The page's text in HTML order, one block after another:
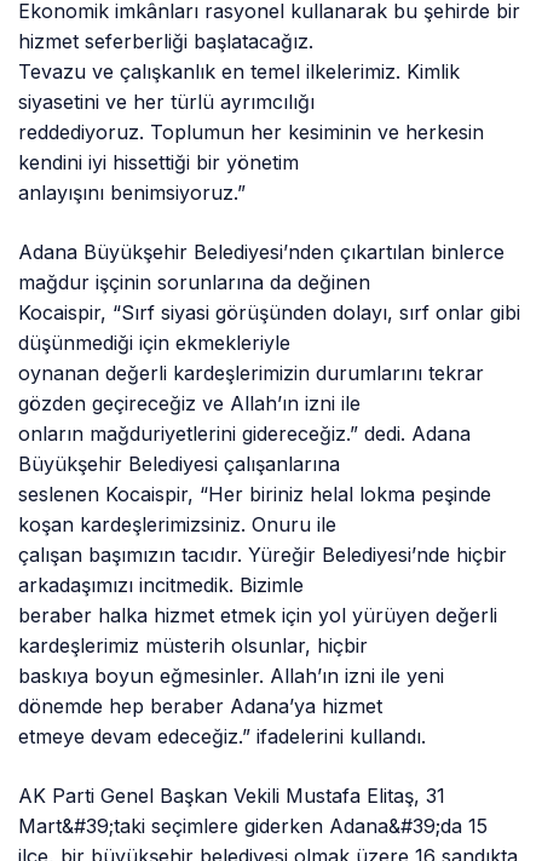
Ekonomik imkânları rasyonel kullanarak bu şehirde bir
hizmet seferberliği başlatacağız.
Tevazu ve çalışkanlık en temel ilkelerimiz. Kimlik
siyasetini ve her türlü ayrımcılığı
reddediyoruz. Toplumun her kesiminin ve herkesin
kendini iyi hissettiği bir yönetim
anlayışını benimsiyoruz.”
Adana Büyükşehir Belediyesi’nden çıkartılan binlerce
mağdur işçinin sorunlarına da değinen
Kocaispir, “Sırf siyasi görüşünden dolayı, sırf onlar gibi
düşünmediği için ekmekleriyle
oynanan değerli kardeşlerimizin durumlarını tekrar
gözden geçireceğiz ve Allah’ın izni ile
onların mağduriyetlerini gidereceğiz.” dedi. Adana
Büyükşehir Belediyesi çalışanlarına
seslenen Kocaispir, “Her biriniz helal lokma peşinde
koşan kardeşlerimizsiniz. Onuru ile
çalışan başımızın tacıdır. Yüreğir Belediyesi’nde hiçbir
arkadaşımızı incitmedik. Bizimle
beraber halka hizmet etmek için yol yürüyen değerli
kardeşlerimiz müsterih olsunlar, hiçbir
baskıya boyun eğmesinler. Allah’ın izni ile yeni
dönemde hep beraber Adana’ya hizmet
etmeye devam edeceğiz.” ifadelerini kullandı.
AK Parti Genel Başkan Vekili Mustafa Elitaş, 31
Mart&#39;taki seçimlere giderken Adana&#39;da 15
ilçe, bir büyükşehir belediyesi olmak üzere 16 sandıkta